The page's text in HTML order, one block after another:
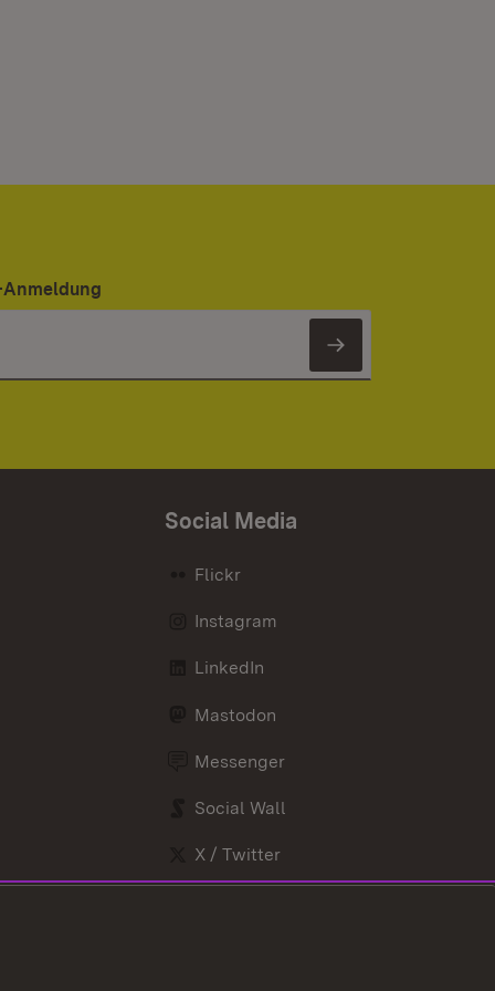
Newsletter
Social Media
Flickr
Instagram
LinkedIn
Mastodon
Messenger
Social Wall
X / Twitter